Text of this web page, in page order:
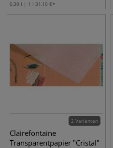
0,30 l | 1 l 31,10 €
2 Varianten
Clairefontaine
Transparentpapier "Cristal"